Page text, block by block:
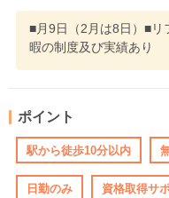
■月9日（2月は8日）■リ
暇の制度及び実績あり
ポイント
駅から徒歩10分以内
日勤のみ 資格取得サ